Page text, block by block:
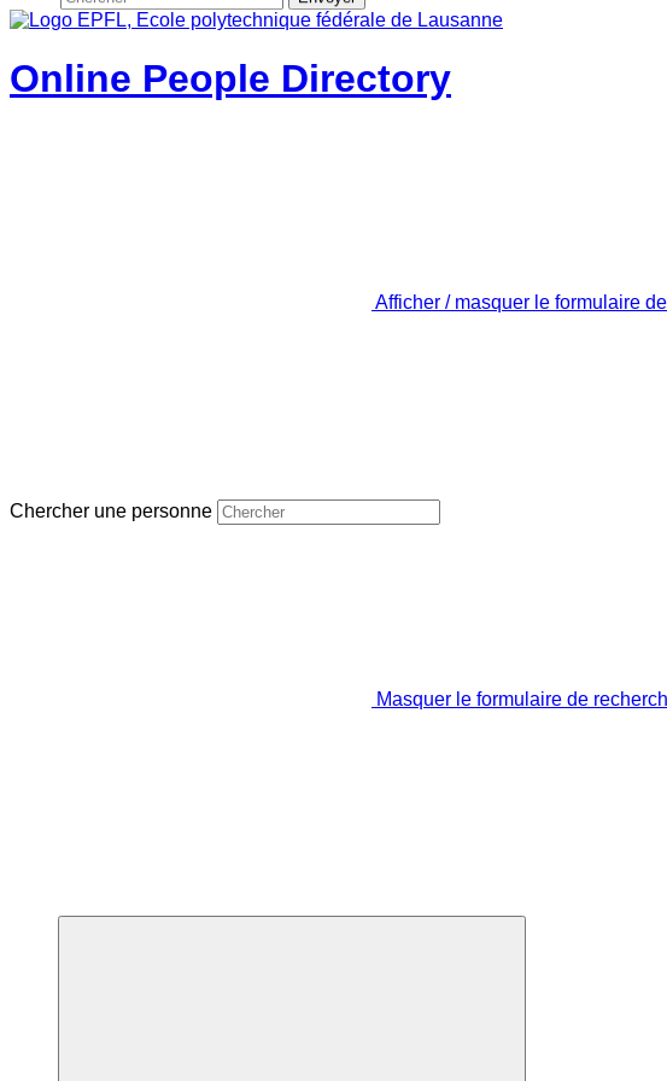
Online People Directory
Afficher / masquer le formulaire
Chercher une personne
Masquer le formulaire de